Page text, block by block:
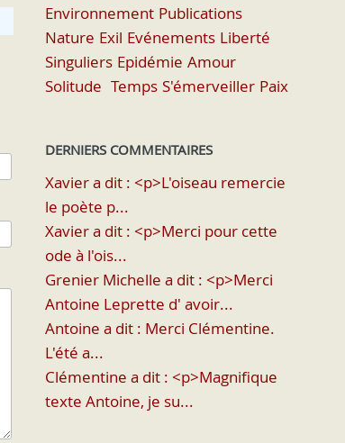
Environnement Publications
Nature Exil Evénements Liberté
Singuliers Epidémie Amour
Solitude Temps S'émerveiller Paix
DERNIERS COMMENTAIRES
Xavier a dit : <p>L'oiseau remercie
le poète p...
Xavier a dit : <p>Merci pour cette
ode à l'ois...
Grenier Michelle a dit : <p>Merci
Antoine Leprette d' avoir...
Antoine a dit : Merci Clémentine.
L'été a...
Clémentine a dit : <p>Magnifique
texte Antoine, je su...